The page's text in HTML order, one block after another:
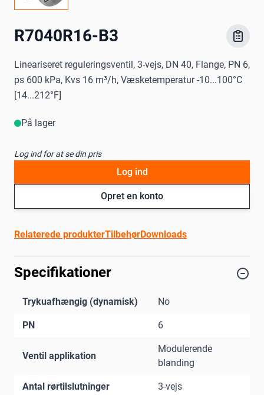
R7040R16-B3
Lineariseret reguleringsventil, 3-vejs, DN 40, Flange, PN 6,
ps 600 kPa, Kvs 16 m³/h, Væsketemperatur -10...100°C
[14...212°F]
På lager
Log ind for at se din pris
Opret en konto
Log ind
Relaterede produkterTilbehørDownloads
Specifikationer
Trykuafhængig (dynamisk) No
PN 6
Ventil applikation
Modulerende
blanding
Antal rørtilslutninger 3-vejs